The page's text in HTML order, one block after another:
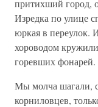
притихший город,
Изредка по улице
юркая в переулок.
хороводом
горевших фонарей.
Мы молча шагали,
корниловцев,